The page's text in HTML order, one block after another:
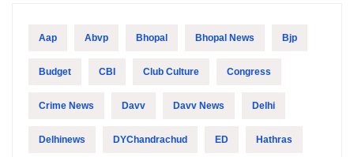
Aap Abvp Bhopal Bhopal News Bjp
Budget CBI Club Culture Congress
Crime News Davv Davv News Delhi
Delhinews DYChandrachud ED Hathras